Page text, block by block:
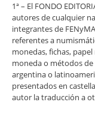
1ª – El FONDO
autores de cualquier
integrantes de
referentes a
monedas, fichas,
moneda o métodos
argentina o
presentados en
autor la traducción a